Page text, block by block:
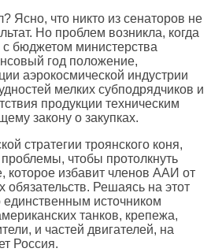
Ясно, что никто из сенаторов не
Но проблем возникла, когда
с бюджетом министерства
год положение,
аэрокосмической индустрии
мелких субподрядчиков и
продукции техническим
закону о закупках.
стратегии троянского коня,
чтобы протолкнуть
которое избавит членов ААИ от
Решаясь на этот
единственным источником
танков, крепежа,
и частей двигателей, на
Россия.